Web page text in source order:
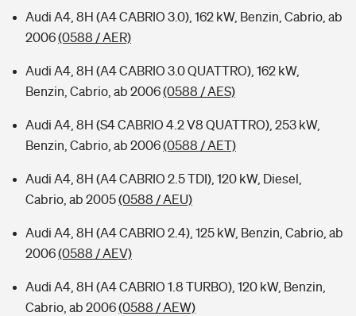
Audi A4, 8H (A4 CABRIO 3.0), 162 kW, Benzin, Cabrio, ab
2006(0588 / AER)
Audi A4, 8H (A4 CABRIO 3.0 QUATTRO), 162 kW,
Benzin, Cabrio, ab 2006(0588 / AES)
Audi A4, 8H (S4 CABRIO 4.2 V8 QUATTRO), 253 kW,
Benzin, Cabrio, ab 2006(0588 / AET)
Audi A4, 8H (A4 CABRIO 2.5 TDI), 120 kW, Diesel,
Cabrio, ab 2005(0588 / AEU)
Audi A4, 8H (A4 CABRIO 2.4), 125 kW, Benzin, Cabrio, ab
2006(0588 / AEV)
Audi A4, 8H (A4 CABRIO 1.8 TURBO), 120 kW, Benzin,
Cabrio, ab 2006(0588 / AEW)